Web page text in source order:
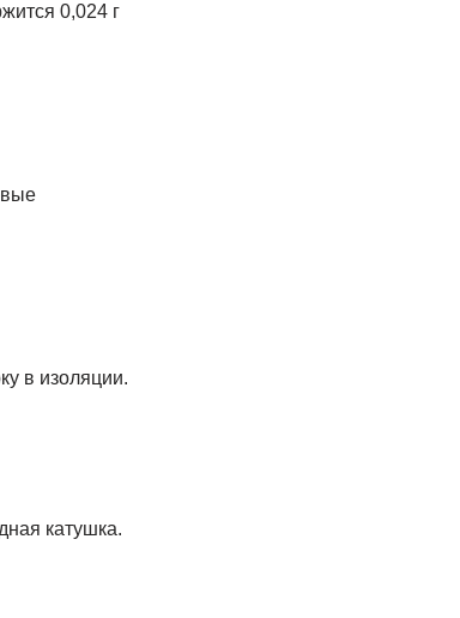
0,024 г
в изоляции.
катушка.